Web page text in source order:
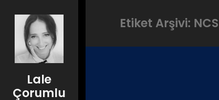
Lale
Çorumlu
Etiket Arşivi: